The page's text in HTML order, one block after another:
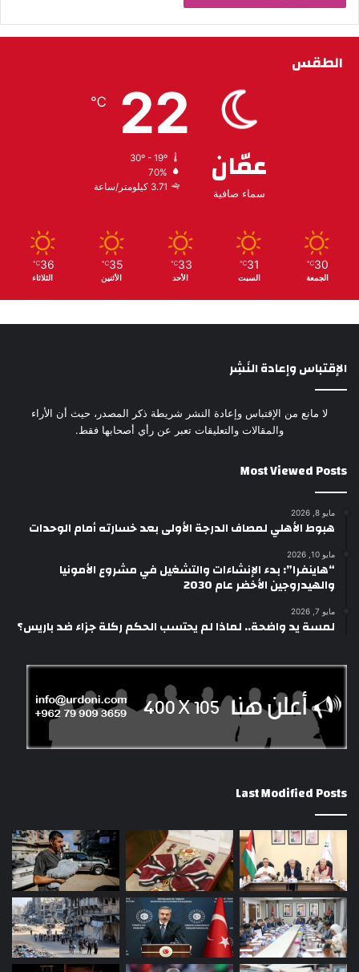
الطقس
عمّان
سماء صافية
22
℃
30º - 19º
70%
3.71 كيلومتر/ساعة
30
℃
الجمعة
31
℃
السبت
33
℃
الأحد
35
℃
الأثنين
36
℃
الثلاثاء
الإقتباس وإعادة النَشِر
لا مانع من الإقتباس وإعادة النشر شريطة ذكر المصدر، حيث أن الأراء
والمقالات والتعليقات تعبر عن رأي أصحابها فقط.
Most Viewed Posts
مايو 8, 2026
هبوط الأهلي لمصاف الدرجة الأولى بعد خسارته أمام الوحدات
مايو 10, 2026
“هاينفرا”: بدء الإنشاءات والتشغيل في مشروع الأمونيا
والهيدروجين الأخضر عام 2030
مايو 7, 2026
لمسة يد واضحة.. لماذا لم يحتسب الحكم ركلة جزاء ضد باريس؟
Last Modified Posts